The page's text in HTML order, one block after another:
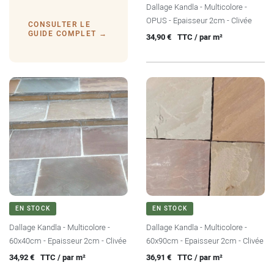
CONSULTER LE
GUIDE COMPLET →
Dallage Kandla - Multicolore -
OPUS - Epaisseur 2cm - Clivée
Prix
34,90 € TTC / par m²
EN STOCK
Dallage Kandla - Multicolore -
60x40cm - Epaisseur 2cm - Clivée
Prix
34,92 € TTC / par m²
EN STOCK
Dallage Kandla - Multicolore -
60x90cm - Epaisseur 2cm - Clivée
Prix
36,91 € TTC / par m²